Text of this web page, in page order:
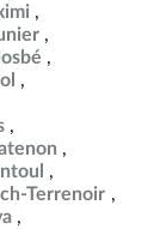
Terrenoir